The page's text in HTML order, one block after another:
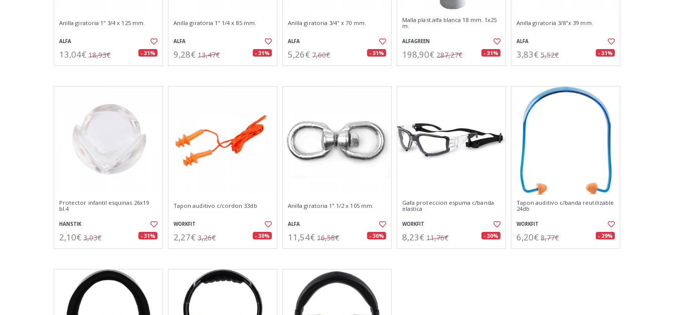
Anilla giratoria 1" 3/4 x 125 mm.
ALFA
13,04€ 18,93€ - 31%
Anilla giratoria 1" 1/4 x 85 mm.
ALFA
9,28€ 13,47€ - 31%
Anilla giratoria 3/4" x 70 mm.
ALFA
5,26€ 7,60€ - 31%
Malla plast.alfa blanca 18 mm. 1x25
m.
ALFAGREEN
198,90€ 287,27€ - 31%
Anilla giratoria 3/8"x 39 mm.
ALFA
3,83€ 5,52€ - 31%
Protector infantil esquinas 26x19
bl.4
HANSTIK
2,10€ 3,03€ - 31%
Tapon auditivo c/cordon 33db
WORKFIT
2,27€ 3,26€ - 30%
Anilla giratoria 1" 1/2 x 105 mm.
ALFA
11,54€ 16,58€ - 30%
Gafa proteccion espuma c/banda
elastica
WORKFIT
8,23€ 11,76€ - 30%
Tapon auditivo c/banda reutilizable
24db
WORKFIT
6,20€ 8,77€ - 29%